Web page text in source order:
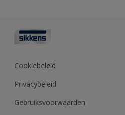
Polyfilla Pro
Sikkens Center
Kleurcollecties
Kennisbank
Cookiebeleid
Privacybeleid
Gebruiksvoorwaarden